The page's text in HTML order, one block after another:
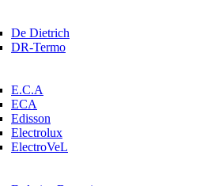
De Dietrich
DR-Termo
E.C.A
ECA
Edisson
Electrolux
ElectroVeL